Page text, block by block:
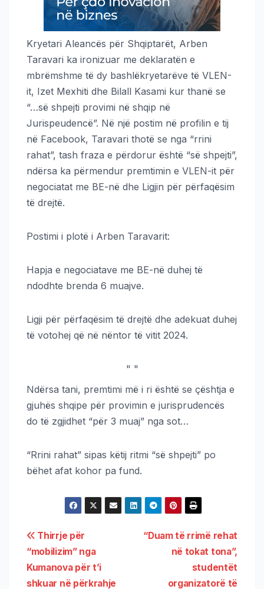
Kryetari Aleancës për Shqiptarët, Arben
Taravari ka ironizuar me deklaratën e
mbrëmshme të dy bashlëkryetarëve të VLEN-
it, Izet Mexhiti dhe Bilall Kasami kur thanë se
“…së shpejti provimi në shqip në
Jurispeudencë”. Në një postim në profilin e tij
në Facebook, Taravari thotë se nga “rrini
rahat”, tash fraza e përdorur është “së shpejti”,
ndërsa ka përmendur premtimin e VLEN-it për
negociatat me BE-në dhe Ligjin për përfaqësim
të drejtë.
Postimi i plotë i Arben Taravarit:
Hapja e negociatave me BE-në duhej të
ndodhte brenda 6 muajve.
Ligji për përfaqësim të drejtë dhe adekuat duhej
të votohej që në nëntor të vitit 2024.
" "
Ndërsa tani, premtimi më i ri është se çështja e
gjuhës shqipe për provimin e jurisprudencës
do të zgjidhet “për 3 muaj” nga sot…
“Rrini rahat” sipas këtij ritmi “së shpejti” po
bëhet afat kohor pa fund.
“Duam të rrimë rehat
në tokat tona”,
studentët
organizatorë të
Thirrje për
“mobilizim” nga
Kumanova për t’i
shkuar në përkrahje